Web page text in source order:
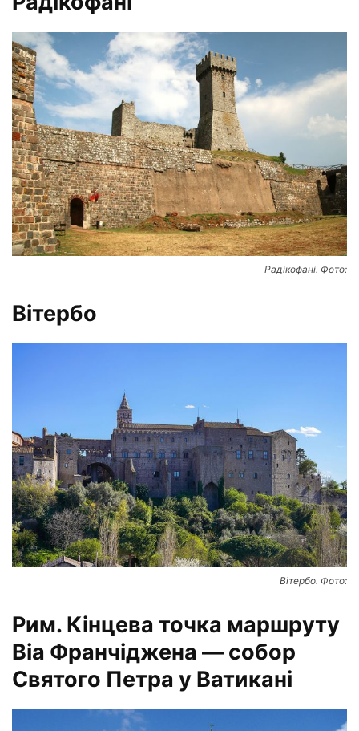
Радікофані. Фото:
Вітербо
Вітербо. Фото:
Рим. Кінцева точка маршруту
Віа Франчіджена — собор
Святого Петра у Ватикані